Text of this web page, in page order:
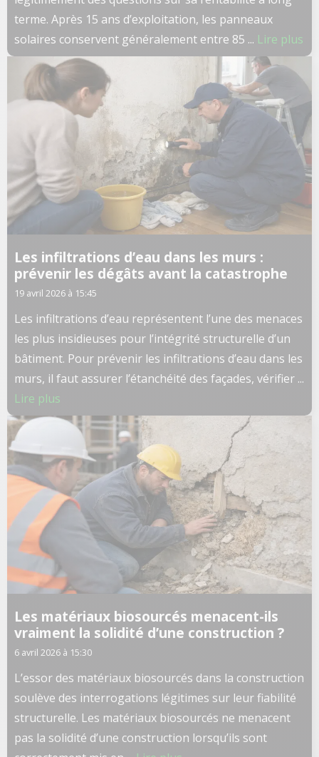
terme. Après 15 ans d’exploitation, les panneaux
solaires conservent généralement entre 85 ... Lire plus
Les infiltrations d’eau dans les murs :
prévenir les dégâts avant la catastrophe
19 avril 2026 à 15:45
Les infiltrations d’eau représentent l’une des menaces
les plus insidieuses pour l’intégrité structurelle d’un
bâtiment. Pour prévenir les infiltrations d’eau dans les
murs, il faut assurer l’étanchéité des façades, vérifier ...
Lire plus
Les matériaux biosourcés menacent-ils
vraiment la solidité d’une construction ?
6 avril 2026 à 15:30
L’essor des matériaux biosourcés dans la construction
soulève des interrogations légitimes sur leur fiabilité
structurelle. Les matériaux biosourcés ne menacent
pas la solidité d’une construction lorsqu’ils sont